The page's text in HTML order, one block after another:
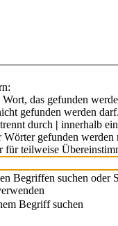
das gefunden
gefunden werden
durch | innerhalb
Wörter gefunden werden
für teilweise
Begriffen suchen oder
Begriff suchen